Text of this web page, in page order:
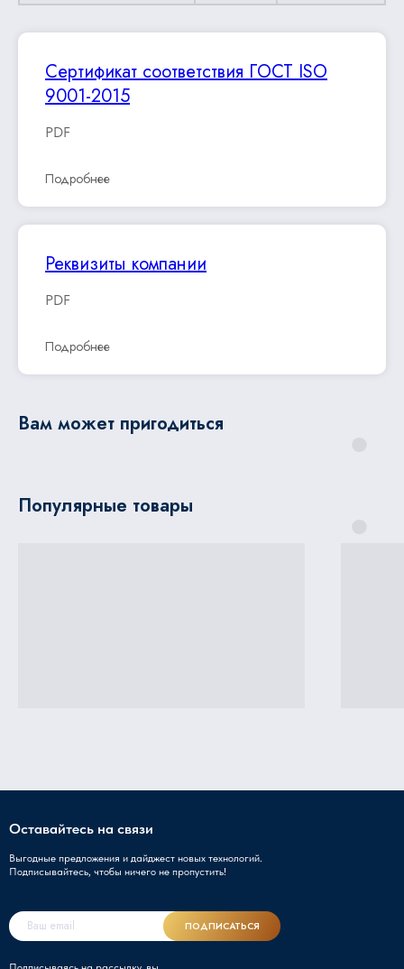
Сертификат соответствия ГОСТ ISO
9001-2015
PDF
Подробнее
Реквизиты компании
PDF
Подробнее
Вам может пригодиться
Популярные товары
Оставайтесь на связи
Выгодные предложения и дайджест новых технологий.
Подписывайтесь, чтобы ничего не пропустить!
ПОДПИСАТЬСЯ